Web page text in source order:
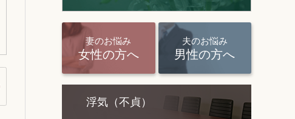
妻のお悩み
女性の方へ
夫のお悩み
男性の方へ
浮気（不貞）